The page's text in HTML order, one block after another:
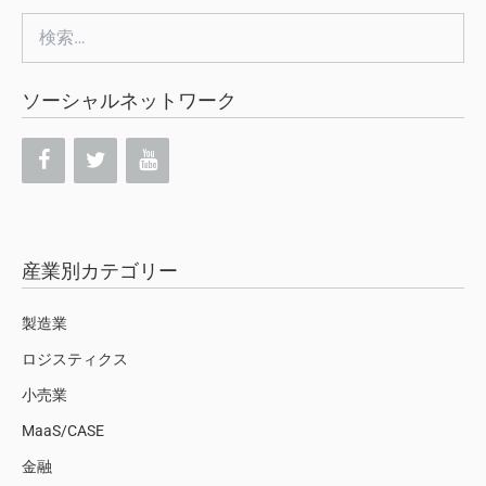
索:
ソーシャルネットワーク
産業別カテゴリー
製造業
ロジスティクス
小売業
MaaS/CASE
金融